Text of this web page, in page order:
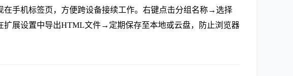
在手机标签页，方便跨设备接续工作。右键点击分组名称→选择
扩展设置中导出HTML文件→定期保存至本地或云盘，防止浏览器